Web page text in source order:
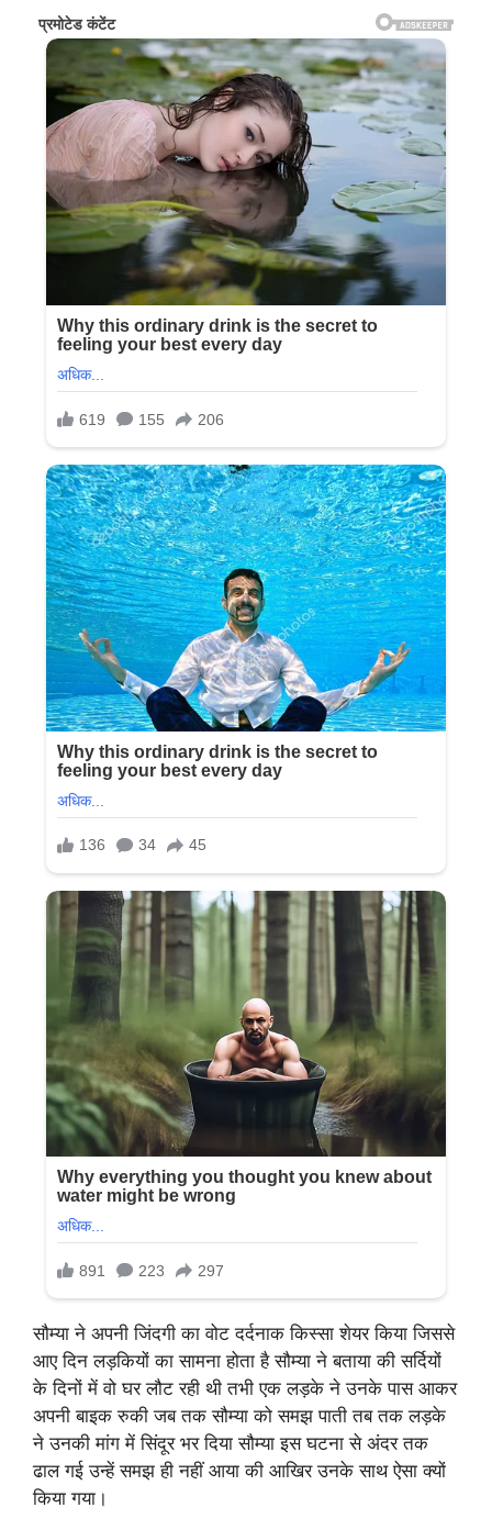
सौम्या ने अपनी जिंदगी का वोट दर्दनाक किस्सा शेयर किया जिससे
आए दिन लड़कियों का सामना होता है सौम्या ने बताया की सर्दियों
के दिनों में वो घर लौट रही थी तभी एक लड़के ने उनके पास आकर
अपनी बाइक रुकी जब तक सौम्या को समझ पाती तब तक लड़के
ने उनकी मांग में सिंदूर भर दिया सौम्या इस घटना से अंदर तक
ढाल गई उन्हें समझ ही नहीं आया की आखिर उनके साथ ऐसा क्यों
किया गया।